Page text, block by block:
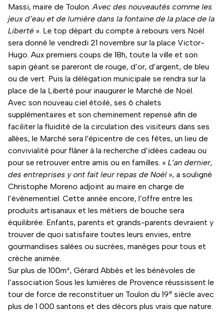
Massi, maire de Toulon. Avec des nouveautés comme les
jeux d’eau et de lumière dans la fontaine de la place de la
Liberté ». Le top départ du compte à rebours vers Noël
sera donné le vendredi 21 novembre sur la place Victor-
Hugo. Aux premiers coups de 18h, toute la ville et son
sapin géant se pareront de rouge, d’or, d’argent, de bleu
ou de vert. Puis la délégation municipale se rendra sur la
place de la Liberté pour inaugurer le Marché de Noël.
Avec son nouveau ciel étoilé, ses 6 chalets
supplémentaires et son cheminement repensé afin de
faciliter la fluidité de la circulation des visiteurs dans ses
allées, le Marché sera l’épicentre de ces fêtes, un lieu de
convivialité pour flâner à la recherche d’idées cadeau ou
pour se retrouver entre amis ou en familles. « L’an dernier,
des entreprises y ont fait leur repas de Noël », a souligné
Christophe Moreno adjoint au maire en charge de
l’évènementiel. Cette année encore, l’offre entre les
produits artisanaux et les métiers de bouche sera
équilibrée. Enfants, parents et grands-parents devraient y
trouver de quoi satisfaire toutes leurs envies, entre
gourmandises salées ou sucrées, manèges pour tous et
crèche animée.
Sur plus de 100m², Gérard Abbès et les bénévoles de
l’association Sous les lumières de Provence réussissent le
tour de force de reconstituer un Toulon du 19e siècle avec
plus de 1 000 santons et des décors plus vrais que nature.